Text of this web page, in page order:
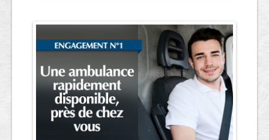
Trouvez votre ambulancier